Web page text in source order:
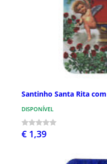
Santinho Santa Rita
DISPONÍVEL
€ 1,39